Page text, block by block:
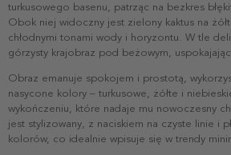
turkusowego basenu, patrząc na bezkres
Obok niej widoczny jest zielony kaktus na
chłodnymi tonami wody i horyzontu. W tle
górzysty krajobraz pod beżowym,
Obraz emanuje spokojem i prostotą,
nasycone kolory – turkusowe, żółte i
wykończeniu, które nadaje mu nowoczesny
jest stylizowany, z naciskiem na czyste linie i
kolorów, co idealnie wpisuje się w trendy